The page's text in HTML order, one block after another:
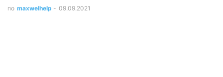
по maxwelhelp - 09.09.2021